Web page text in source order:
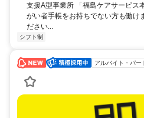
支援A型事業所 「福島ケアサービス
がい者手帳をお持ちでない方も働け
ださい...
シフト制
アルバイト・パー